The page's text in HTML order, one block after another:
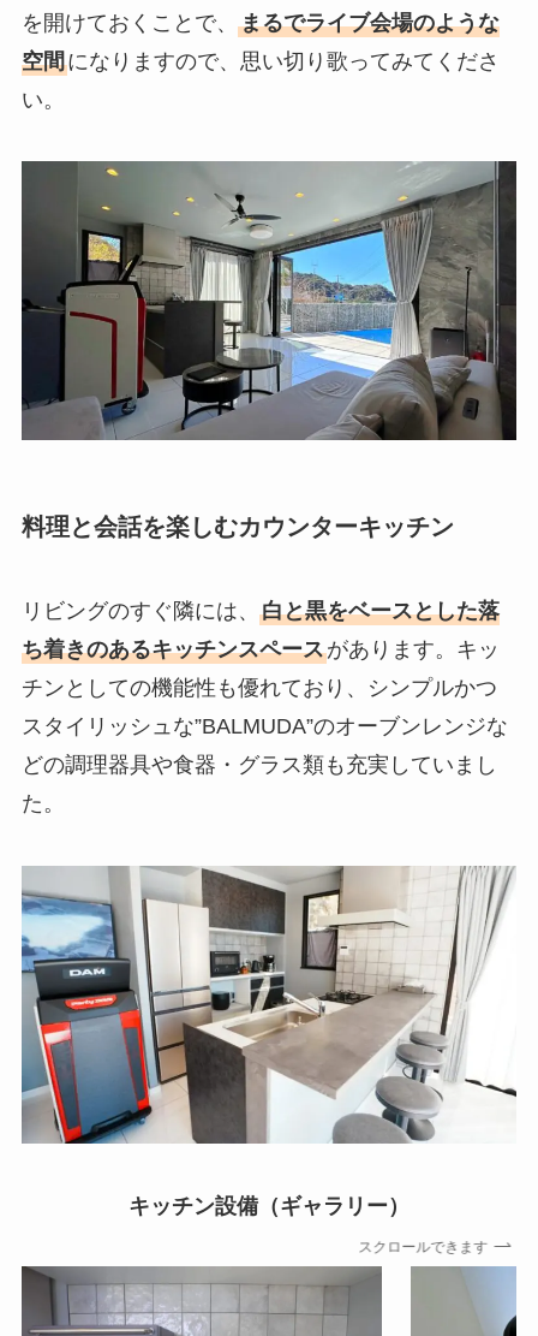
を開けておくことで、 まるでライブ会場のような
空間になりますので、思い切り歌ってみてくださ
い。
料理と会話を楽しむカウンターキッチン
リビングのすぐ隣には、 白と黒をベースとした落
ち着きのあるキッチンスペースがあります。キッ
チンとしての機能性も優れており、シンプルかつ
スタイリッシュな”BALMUDA”のオーブンレンジな
どの調理器具や食器・グラス類も充実していまし
た。
キッチン設備（ギャラリー）
スクロールできます